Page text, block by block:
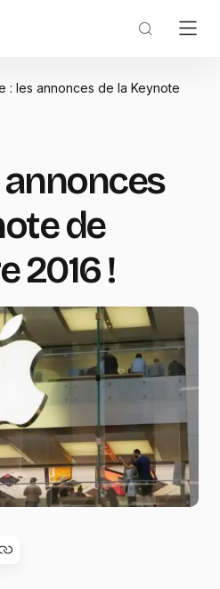
: les annonces de la Keynote
annonces
de
2016 !